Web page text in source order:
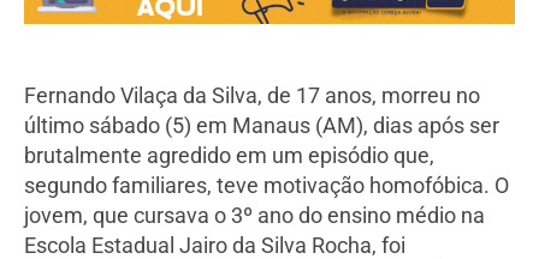
Fernando Vilaça da Silva, de 17 anos, morreu no
último sábado (5) em Manaus (AM), dias após ser
brutalmente agredido em um episódio que,
segundo familiares, teve motivação homofóbica. O
jovem, que cursava o 3º ano do ensino médio na
Escola Estadual Jairo da Silva Rocha, foi